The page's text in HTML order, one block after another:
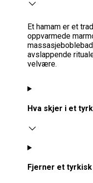
Et hamam er et
oppvarmede
avslappende
velvære.
Hva skjer i et
Fjerner et